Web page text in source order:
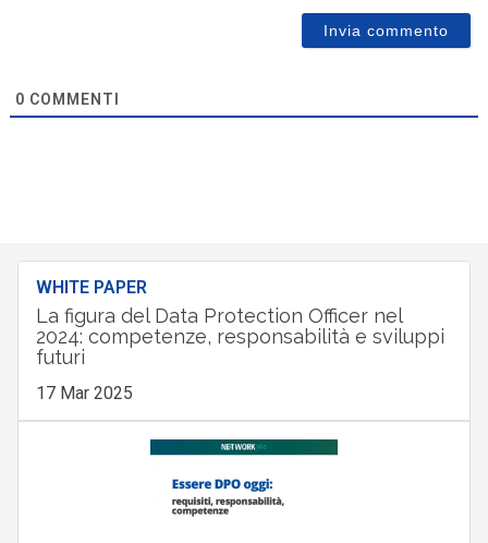
0 COMMENTI
WHITE PAPER
La figura del Data Protection Officer nel
2024: competenze, responsabilità e sviluppi
futuri
17 Mar 2025